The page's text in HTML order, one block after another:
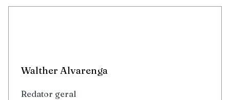
Walther Alvarenga
Redator geral